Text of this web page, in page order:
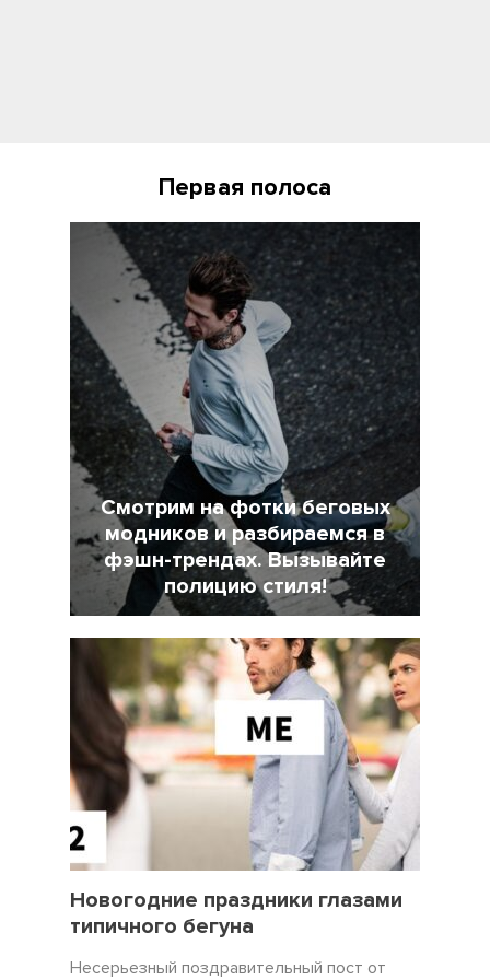
Первая полоса
Смотрим на фотки беговых
модников и разбираемся в
фэшн-трендах. Вызывайте
полицию стиля!
Новогодние праздники глазами
типичного бегуна
Несерьезный поздравительный пост от